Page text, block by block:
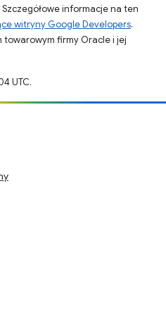
Szczegółowe informacje na ten
witryny Google Developers.
firmy Oracle i jej
UTC.